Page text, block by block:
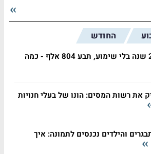
החודש
פוטר אחרי 29 שנה בלי שימוע, תבע 804 אלף - כמה
את רשות המסים: הונו של בעלי חנויות
והילדים נכנסים לתמונה: איך